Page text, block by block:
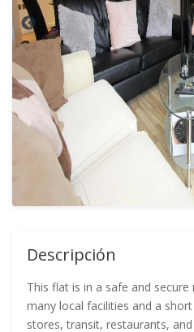
Descripción
This flat is in a safe and
many local facilities and a
stores, transit, restaurants,